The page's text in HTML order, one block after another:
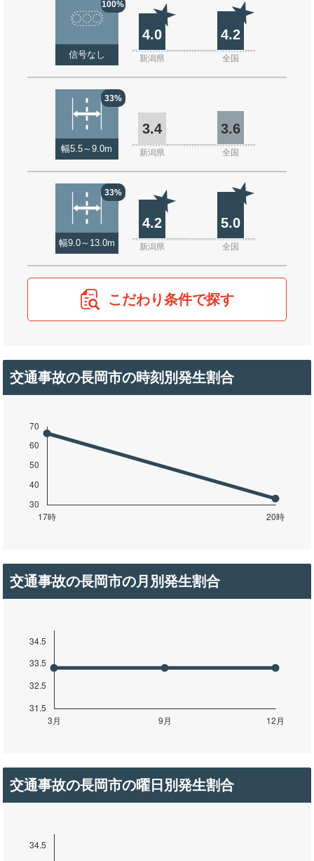
100%
信号なし
4.0 4.2
新潟県 全国
33%
幅5.5～9.0m
3.4 3.6
新潟県 全国
33%
幅9.0～13.0m
4.2 5.0
新潟県 全国
こだわり条件で探す
交通事故の長岡市の時刻別発生割合
交通事故の長岡市の月別発生割合
交通事故の長岡市の曜日別発生割合